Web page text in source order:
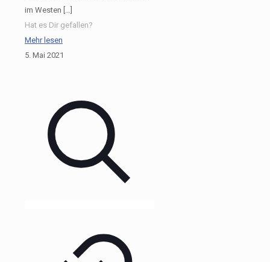
im Westen […]
Hat es Dir gefallen?
Mehr lesen
5. Mai 2021